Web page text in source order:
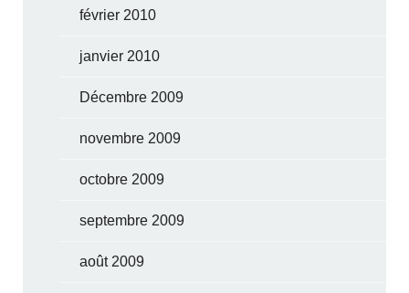
février 2010
janvier 2010
Décembre 2009
novembre 2009
octobre 2009
septembre 2009
août 2009